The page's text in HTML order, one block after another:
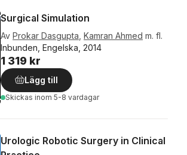
Surgical Simulation
Av Prokar Dasgupta Kamran Ahmed m. fl.
Inbunden, Engelska, 2014
1 319 kr
Lägg till
Skickas inom 5-8 vardagar
Urologic Robotic Surgery in Clinical